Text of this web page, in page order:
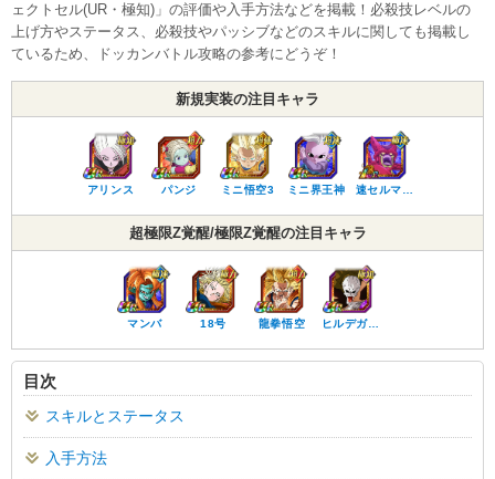
ェクトセル(UR・極知)」の評価や入手方法などを掲載！必殺技レベルの
上げ方やステータス、必殺技やパッシブなどのスキルに関しても掲載し
ているため、ドッカンバトル攻略の参考にどうぞ！
新規実装の注目キャラ
アリンス パンジ ミニ悟空3 ミニ界王神 速セルマ…
超極限Z覚醒/極限Z覚醒の注目キャラ
マンバ 18号 龍拳悟空 ヒルデガ…
目次
スキルとステータス
入手方法